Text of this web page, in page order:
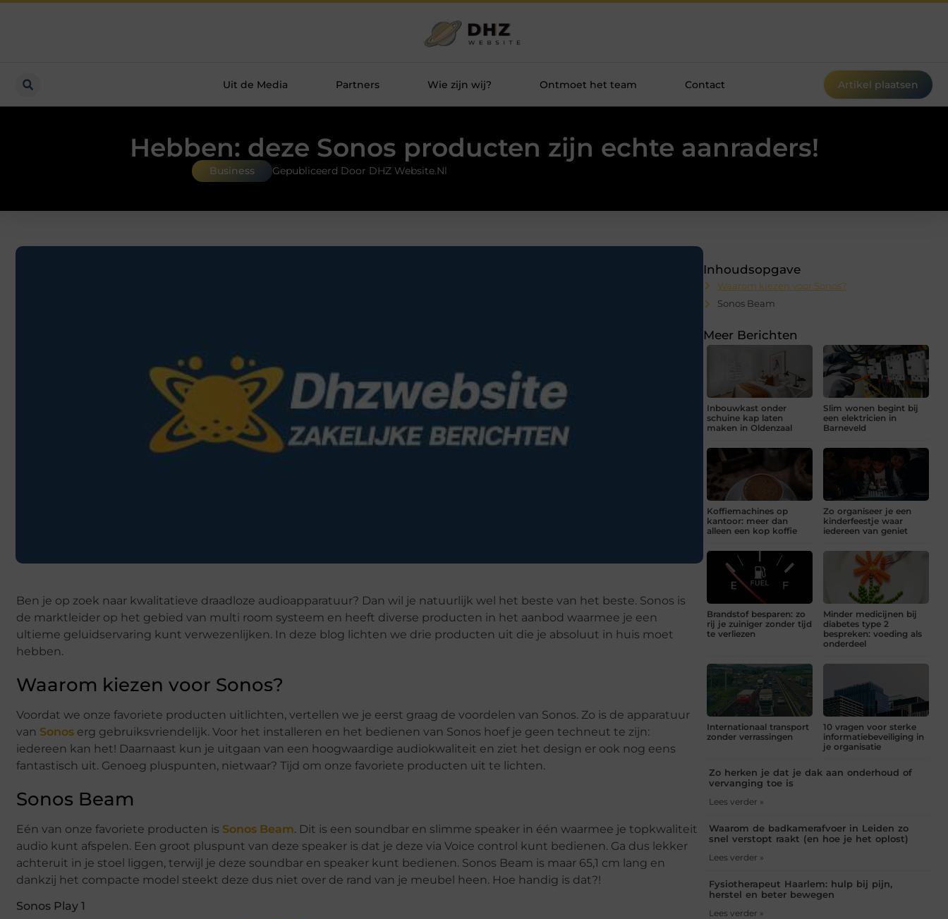
Uit de Media Partners Wie zijn wij? Ontmoet het team Contact Artikel plaatsen
Hebben: deze Sonos producten zijn echte aanraders!
Business Gepubliceerd Door DHZ Website.nl
Ben je op zoek naar kwalitatieve draadloze audioapparatuur? Dan wil je natuurlijk wel het beste van het beste. Sonos is
de marktleider op het gebied van multi room systeem en heeft diverse producten in het aanbod waarmee je een
ultieme geluidservaring kunt verwezenlijken. In deze blog lichten we drie producten uit die je absoluut in huis moet
hebben.
Waarom kiezen voor Sonos?
Voordat we onze favoriete producten uitlichten, vertellen we je eerst graag de voordelen van Sonos. Zo is de apparatuur
van Sonos erg gebruiksvriendelijk. Voor het installeren en het bedienen van Sonos hoef je geen techneut te zijn:
iedereen kan het! Daarnaast kun je uitgaan van een hoogwaardige audiokwaliteit en ziet het design er ook nog eens
fantastisch uit. Genoeg pluspunten, nietwaar? Tijd om onze favoriete producten uit te lichten.
Sonos Beam
Eén van onze favoriete producten is Sonos Beam. Dit is een soundbar en slimme speaker in één waarmee je topkwaliteit
audio kunt afspelen. Een groot pluspunt van deze speaker is dat je deze via Voice control kunt bedienen. Ga dus lekker
achteruit in je stoel liggen, terwijl je deze soundbar en speaker kunt bedienen. Sonos Beam is maar 65,1 cm lang en
dankzij het compacte model steekt deze dus niet over de rand van je meubel heen. Hoe handig is dat?!
Sonos Play 1
Inhoudsopgave
Waarom kiezen voor Sonos?
Sonos Beam
Meer Berichten
Inbouwkast onder
schuine kap laten
maken in Oldenzaal
Slim wonen begint bij
een elektricien in
Barneveld
Koffiemachines op
kantoor: meer dan
alleen een kop koffie
Zo organiseer je een
kinderfeestje waar
iedereen van geniet
Brandstof besparen: zo
rij je zuiniger zonder tijd
te verliezen
Minder medicijnen bij
diabetes type 2
bespreken: voeding als
onderdeel
Internationaal transport
zonder verrassingen
10 vragen voor sterke
informatiebeveiliging in
je organisatie
Zo herken je dat je dak aan onderhoud of
vervanging toe is
Lees verder »
Waarom de badkamerafvoer in Leiden zo
snel verstopt raakt (en hoe je het oplost)
Lees verder »
Fysiotherapeut Haarlem: hulp bij pijn,
herstel en beter bewegen
Lees verder »